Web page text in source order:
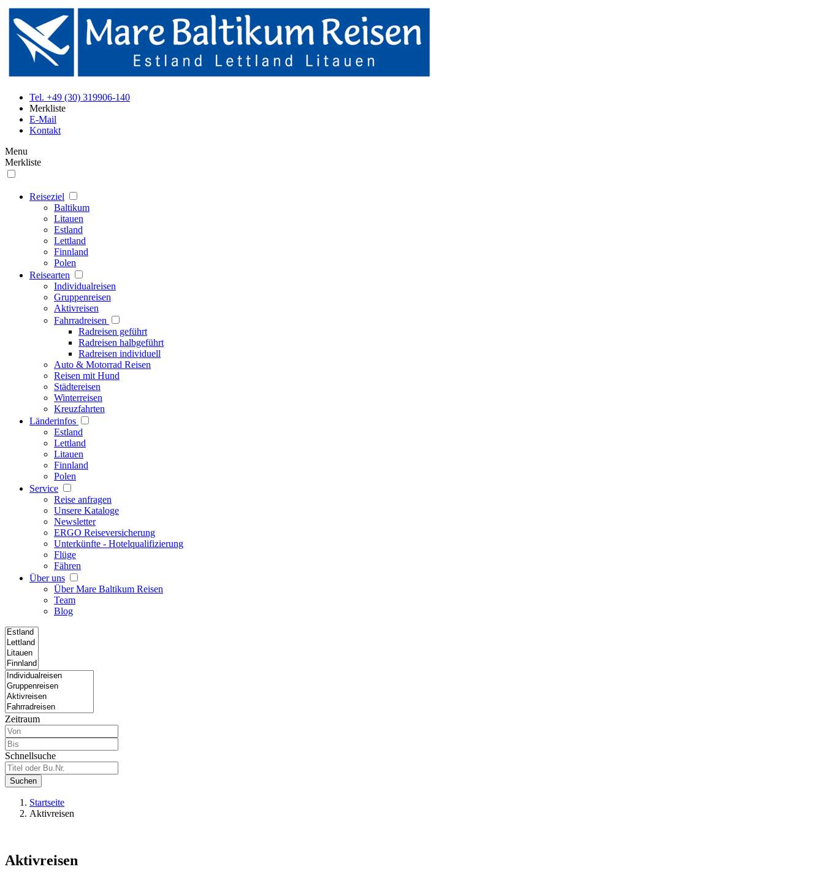
Tel. +49 (30) 319906-140
Merkliste
E-Mail
Kontakt
Menu
Merkliste
Reiseziel
Baltikum
Litauen
Estland
Lettland
Finnland
Polen
Reisearten
Individualreisen
Gruppenreisen
Aktivreisen
Fahrradreisen
Radreisen geführt
Radreisen halbgeführt
Radreisen individuell
Auto & Motorrad Reisen
Reisen mit Hund
Städtereisen
Winterreisen
Kreuzfahrten
Länderinfos
Estland
Lettland
Litauen
Finnland
Polen
Service
Reise anfragen
Unsere Kataloge
Newsletter
ERGO Reiseversicherung
Unterkünfte - Hotelqualifizierung
Flüge
Fähren
Über uns
Über Mare Baltikum Reisen
Team
Blog
Zeitraum
Schnellsuche
Suchen
Startseite
Aktivreisen
Aktivreisen